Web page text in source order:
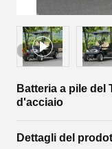
Batteria a pile del
d'acciaio
Dettagli del